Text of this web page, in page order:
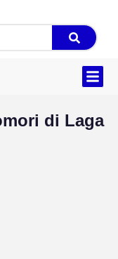
di Laga